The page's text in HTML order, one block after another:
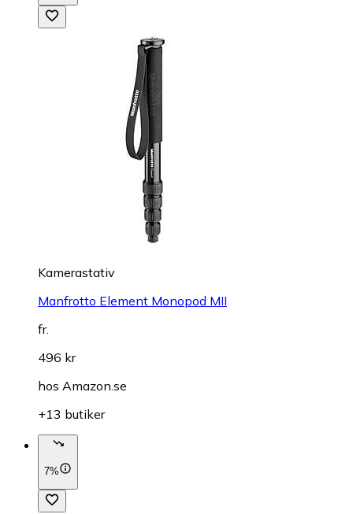
Kamerastativ
Manfrotto Element Monopod MII
fr.
496 kr
hos Amazon.se
+13 butiker
7%